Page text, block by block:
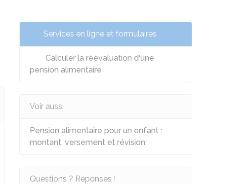
Services en ligne et formulaires
Calculer la réévaluation d'une
pension alimentaire
Voir aussi
Pension alimentaire pour un enfant :
montant, versement et révision
Questions ? Réponses !